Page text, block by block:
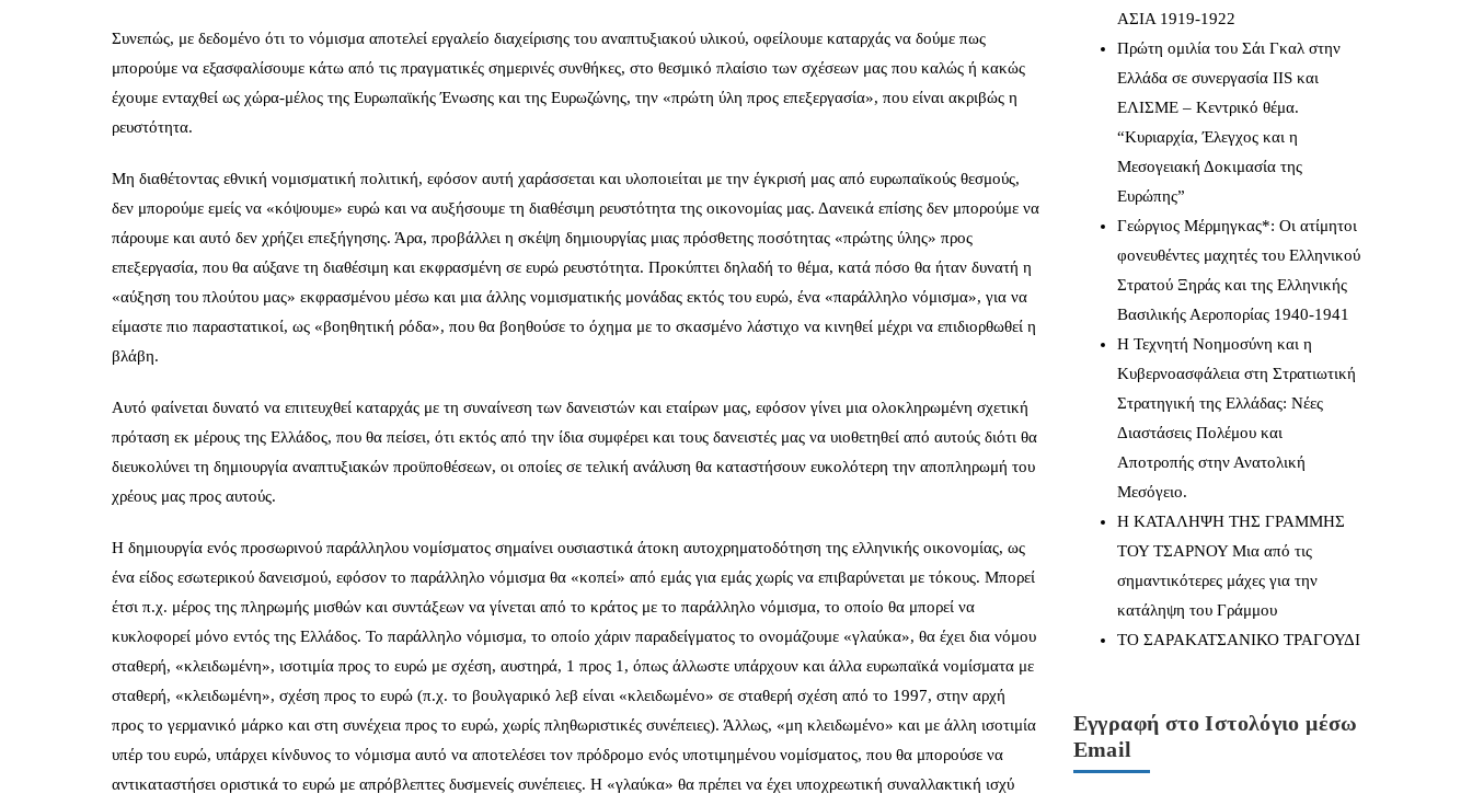
Συνεπώς, με δεδομένο ότι το νόμισμα αποτελεί εργαλείο διαχείρισης του αναπτυξιακού υλικού, οφείλουμε καταρχάς να δούμε πως
μπορούμε να εξασφαλίσουμε κάτω από τις πραγματικές σημερινές συνθήκες, στο θεσμικό πλαίσιο των σχέσεων μας που καλώς ή κακώς
έχουμε ενταχθεί ως χώρα-μέλος της Ευρωπαϊκής Ένωσης και της Ευρωζώνης, την «πρώτη ύλη προς επεξεργασία», που είναι ακριβώς η
ρευστότητα.
Μη διαθέτοντας εθνική νομισματική πολιτική, εφόσον αυτή χαράσσεται και υλοποιείται με την έγκρισή μας από ευρωπαϊκούς θεσμούς,
δεν μπορούμε εμείς να «κόψουμε» ευρώ και να αυξήσουμε τη διαθέσιμη ρευστότητα της οικονομίας μας. Δανεικά επίσης δεν μπορούμε να
πάρουμε και αυτό δεν χρήζει επεξήγησης. Άρα, προβάλλει η σκέψη δημιουργίας μιας πρόσθετης ποσότητας «πρώτης ύλης» προς
επεξεργασία, που θα αύξανε τη διαθέσιμη και εκφρασμένη σε ευρώ ρευστότητα. Προκύπτει δηλαδή το θέμα, κατά πόσο θα ήταν δυνατή η
«αύξηση του πλούτου μας» εκφρασμένου μέσω και μια άλλης νομισματικής μονάδας εκτός του ευρώ, ένα «παράλληλο νόμισμα», για να
είμαστε πιο παραστατικοί, ως «βοηθητική ρόδα», που θα βοηθούσε το όχημα με το σκασμένο λάστιχο να κινηθεί μέχρι να επιδιορθωθεί η
βλάβη.
Αυτό φαίνεται δυνατό να επιτευχθεί καταρχάς με τη συναίνεση των δανειστών και εταίρων μας, εφόσον γίνει μια ολοκληρωμένη σχετική
πρόταση εκ μέρους της Ελλάδος, που θα πείσει, ότι εκτός από την ίδια συμφέρει και τους δανειστές μας να υιοθετηθεί από αυτούς διότι θα
διευκολύνει τη δημιουργία αναπτυξιακών προϋποθέσεων, οι οποίες σε τελική ανάλυση θα καταστήσουν ευκολότερη την αποπληρωμή του
χρέους μας προς αυτούς.
Η δημιουργία ενός προσωρινού παράλληλου νομίσματος σημαίνει ουσιαστικά άτοκη αυτοχρηματοδότηση της ελληνικής οικονομίας, ως
ένα είδος εσωτερικού δανεισμού, εφόσον το παράλληλο νόμισμα θα «κοπεί» από εμάς για εμάς χωρίς να επιβαρύνεται με τόκους. Μπορεί
έτσι π.χ. μέρος της πληρωμής μισθών και συντάξεων να γίνεται από το κράτος με το παράλληλο νόμισμα, το οποίο θα μπορεί να
κυκλοφορεί μόνο εντός της Ελλάδος. Το παράλληλο νόμισμα, το οποίο χάριν παραδείγματος το ονομάζουμε «γλαύκα», θα έχει δια νόμου
σταθερή, «κλειδωμένη», ισοτιμία προς το ευρώ με σχέση, αυστηρά, 1 προς 1, όπως άλλωστε υπάρχουν και άλλα ευρωπαϊκά νομίσματα με
σταθερή, «κλειδωμένη», σχέση προς το ευρώ (π.χ. το βουλγαρικό λεβ είναι «κλειδωμένο» σε σταθερή σχέση από το 1997, στην αρχή
προς το γερμανικό μάρκο και στη συνέχεια προς το ευρώ, χωρίς πληθωριστικές συνέπειες). Άλλως, «μη κλειδωμένο» και με άλλη ισοτιμία
υπέρ του ευρώ, υπάρχει κίνδυνος το νόμισμα αυτό να αποτελέσει τον πρόδρομο ενός υποτιμημένου νομίσματος, που θα μπορούσε να
αντικαταστήσει οριστικά το ευρώ με απρόβλεπτες δυσμενείς συνέπειες. Η «γλαύκα» θα πρέπει να έχει υποχρεωτική συναλλακτική ισχύ
ΑΣΙΑ 1919-1922
Πρώτη ομιλία του Σάι Γκαλ στην
Ελλάδα σε συνεργασία IIS και
ΕΛΙΣΜΕ – Κεντρικό θέμα.
“Κυριαρχία, Έλεγχος και η
Μεσογειακή Δοκιμασία της
Ευρώπης”
Γεώργιος Μέρμηγκας*: Οι ατίμητοι
φονευθέντες μαχητές του Ελληνικού
Στρατού Ξηράς και της Ελληνικής
Βασιλικής Αεροπορίας 1940-1941
Η Τεχνητή Νοημοσύνη και η
Κυβερνοασφάλεια στη Στρατιωτική
Στρατηγική της Ελλάδας: Νέες
Διαστάσεις Πολέμου και
Αποτροπής στην Ανατολική
Μεσόγειο.
Η ΚΑΤΑΛΗΨΗ ΤΗΣ ΓΡΑΜΜΗΣ
ΤΟΥ ΤΣΑΡΝΟΥ Μια από τις
σημαντικότερες μάχες για την
κατάληψη του Γράμμου
ΤΟ ΣΑΡΑΚΑΤΣΑΝΙΚΟ ΤΡΑΓΟΥΔΙ
Εγγραφή στο Ιστολόγιο μέσω
Email